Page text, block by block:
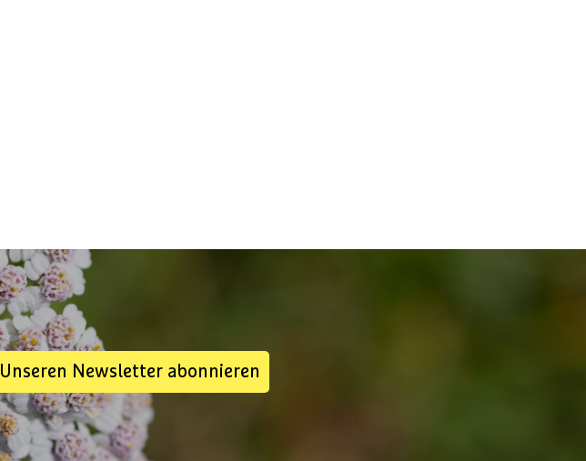
Unseren Newsletter abonnieren